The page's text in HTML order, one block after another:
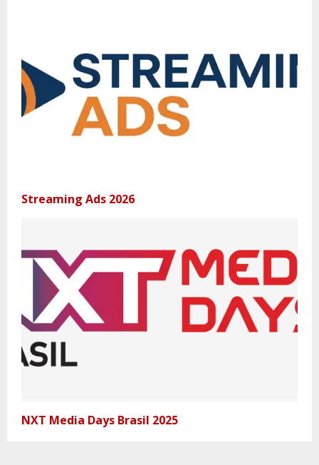
Streaming Ads 2026
NXT Media Days Brasil 2025